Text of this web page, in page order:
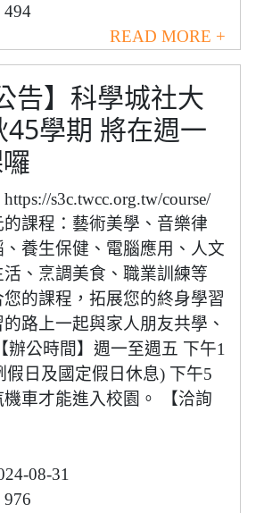
READ MORE +
告】科學城社大
45學期 將在週一
s3c.twcc.org.tw/course/
課程：藝術美學、音樂律
養生保健、電腦應用、人文
、烹調美食、職業訓練等
的課程，拓展您的終身學習
路上一起與家人朋友共學、
辦公時間】週一至週五 下午1
假日及國定假日休息) 下午5
車才能進入校園。 【洽詢
08-31